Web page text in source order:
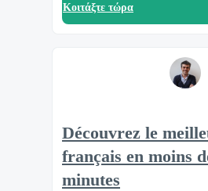
Κοιτάξτε τώρα
Découvrez le
français en moins
minutes